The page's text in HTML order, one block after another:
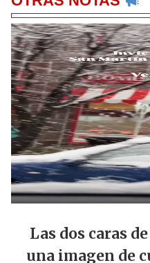
Las dos caras
una imagen de